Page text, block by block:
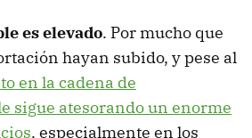
es elevado. Por mucho que
hayan subido, y pese al
en la cadena de
sigue atesorando un enorme
, especialmente en los